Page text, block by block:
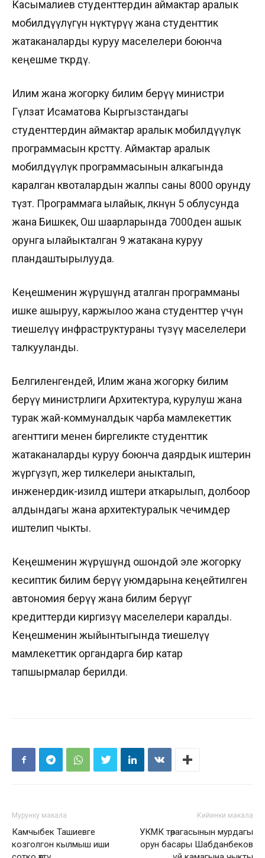
Касымалиев студенттердин аймактар аралык
мобилдүүлүгүн өнүктүрүү жана студенттик
жатаканаларды куруу маселелери боюнча
кеңешме өткөрдү.
Илим жана жогорку билим берүү министри
Гүлзат Исаматова Кыргызстандагы
студенттердин аймактар аралык мобилдүүлүк
программасын көрсөттү. Аймактар аралык
мобилдүүлүк программасынын алкагында
каралган квоталардын жалпы саны 8000 орунду
түзөт. Программага ылайык, өлкөнүн 5 облусунда
жана Бишкек, Ош шаарларында 7000ден ашык
орунга ылайыкталган 9 жатакана куруу
пландаштырылууда.
Кеңешменин жүрүшүндө аталган программаны
ишке ашыруу, каржылоо жана студенттер үчүн
тиешелүү инфраструктураны түзүү маселелери
талкууланды.
Белгиленгендей, Илим жана жогорку билим
берүү министрлиги Архитектура, курулуш жана
турак жай-коммуналдык чарба мамлекеттик
агенттиги менен биргеликте студенттик
жатаканаларды куруу боюнча даярдык иштерин
жүргүзүп, жер тилкелери аныкталып,
инженердик-изилдөө иштери аткарылып, долбоор
алдындагы жана архитектуралык чечимдер
иштелип чыкты.
Кеңешменин жүрүшүндө ошондой эле жогорку
кесиптик билим берүү уюмдарына кеңейтилген
автономия берүү жана билим берүүгө
кредиттерди киргизүү маселелери каралды.
Кеңешменин жыйынтыгында тиешелүү
мамлекеттик органдарга бир катар
тапшырмалар берилди.
Мурунку макала
Камчыбек Ташиевге
козголгон кылмыш иши
Кийинки макала
УКМК төрагасынын мурдагы
орун басары Шабданбеков